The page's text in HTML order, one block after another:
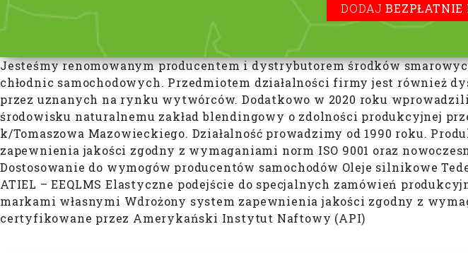
DODAJBEZPŁATNIE
Jesteśmy renomowanym producentem i dystrybutorem środków
chłodnic samochodowych. Przedmiotem działalności firmy jest również
przez uznanych na rynku wytwórców. Dodatkowo w 2020 roku
środowisku naturalnemu zakład blendingowy o zdolności produkcyjnej
k/Tomaszowa Mazowieckiego. Działalność prowadzimy od 1990 roku.
zapewnienia jakości zgodny z wymaganiami norm ISO 9001 oraz
Dostosowanie do wymogów producentów samochodów Oleje silnikowe
ATIEL – EEQLMS Elastyczne podejście do specjalnych zamówień
markami własnymi Wdrożony system zapewnienia jakości zgodny z
certyfikowane przez Amerykański Instytut Naftowy (API)